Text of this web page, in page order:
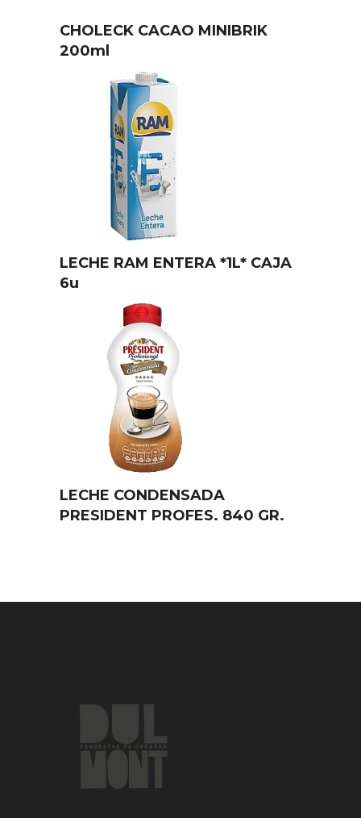
CHOLECK CACAO MINIBRIK
200ml
LECHE RAM ENTERA *1L* CAJA
6u
LECHE CONDENSADA
PRESIDENT PROFES. 840 GR.